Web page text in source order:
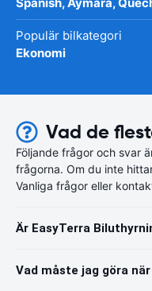
Populär bilkategori
Ekonomi
Vad de
Följande frågor och svar
frågorna. Om du inte
Vanliga frågor eller
Är EasyTerra
Vad måste jag göra